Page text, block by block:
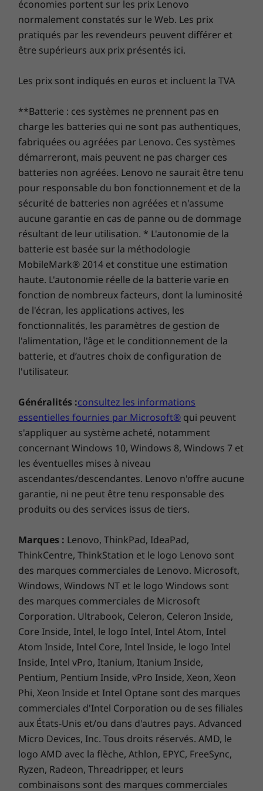
conserver son aspect d’origine et ses
imperfections naturelles afin de rendre chaque
ordinateur portable unique. Prenez plaisir à
prendre des notes ou à faire des croquis grâce
rangement intégré, doté d’une pointe en
papier. Et pour améliorer encore davantage
l’aspect et les fonctions du modèle cuir, un
repose-poignets intégralement en verre doté
du tout nouveau pavé tactile Glass Sense
apporte une expérience résolument nouvelle
avec 50 % de surface active en plus et un
retour haptique.
Des fonctionnalités pensées au mieux de
vos intérêts
Le Yoga 9i (14") regorge de fonctionnalités qui
impressionnantes. Profitez d’une connectivité
haut débit avec les connecteurs USB
Thunderbolt™ 4 qui assurent des transferts de
données rapides comme l’éclair avec les
périphériques les plus récents. Le WiFi 6 vous
permet de naviguer sur le Web à toute vitesse,
même si votre réseau domestique est
surchargé d’appareils. Vous bénéficierez
confidentialité pour webcam, qui oppose une
barrière physique aux pirates, ainsi que d’un
stylet avec emplacement de rangement qui se
recharge sur son port. De plus, vous disposez
d’un lecteur d’empreintes digitales qui relance
votre appareil en quelques secondes.
De bons moments en perspective
Le Yoga 9i (14") est la réponse unique pour
tous vos divertissements et activités créatives.
Étendez la garantie de votre ordinateur
portable
Chez Lenovo, chaque ordinateur portable bénéficie
d’une garantie d’un an sur la batterie, quelle que soit
vraiment la donne : sur certains PC, nous offrons
trois ans d’autonomie de batterie en achetant cette
mise à niveau avec votre appareil ou pendant la
période de garantie initiale d’un an (si votre batterie
est en bon état). Mieux encore, vous bénéficiez d’une
couverture pour un remplacement de la batterie en
cas de problème. Améliorez votre expérience avec la
possibilité de passer au service sur site, On-site
Service. Chez Lenovo, l’excellence constitue l’alliance
des performances et de la protection des portables !
économies portent sur les prix Lenovo
normalement constatés sur le Web. Les prix
pratiqués par les revendeurs peuvent différer et
être supérieurs aux prix présentés ici.
Les prix sont indiqués en euros et incluent la TVA
**Batterie : ces systèmes ne prennent pas en
charge les batteries qui ne sont pas authentiques,
fabriquées ou agréées par Lenovo. Ces systèmes
démarreront, mais peuvent ne pas charger ces
batteries non agréées. Lenovo ne saurait être tenu
pour responsable du bon fonctionnement et de la
sécurité de batteries non agréées et n'assume
aucune garantie en cas de panne ou de dommage
résultant de leur utilisation. * L'autonomie de la
batterie est basée sur la méthodologie
MobileMark® 2014 et constitue une estimation
haute. L'autonomie réelle de la batterie varie en
fonction de nombreux facteurs, dont la luminosité
de l'écran, les applications actives, les
fonctionnalités, les paramètres de gestion de
l'alimentation, l'âge et le conditionnement de la
batterie, et d’autres choix de configuration de
l'utilisateur.
Généralités :consultez les informations
essentielles fournies par Microsoft® qui peuvent
s'appliquer au système acheté, notamment
concernant Windows 10, Windows 8, Windows 7 et
les éventuelles mises à niveau
ascendantes/descendantes. Lenovo n'offre aucune
garantie, ni ne peut être tenu responsable des
produits ou des services issus de tiers.
Marques : Lenovo, ThinkPad, IdeaPad,
ThinkCentre, ThinkStation et le logo Lenovo sont
des marques commerciales de Lenovo. Microsoft,
Windows, Windows NT et le logo Windows sont
des marques commerciales de Microsoft
Corporation. Ultrabook, Celeron, Celeron Inside,
Core Inside, Intel, le logo Intel, Intel Atom, Intel
Atom Inside, Intel Core, Intel Inside, le logo Intel
Inside, Intel vPro, Itanium, Itanium Inside,
Pentium, Pentium Inside, vPro Inside, Xeon, Xeon
Phi, Xeon Inside et Intel Optane sont des marques
commerciales d'Intel Corporation ou de ses filiales
aux États-Unis et/ou dans d'autres pays. Advanced
Micro Devices, Inc. Tous droits réservés. AMD, le
logo AMD avec la flèche, Athlon, EPYC, FreeSync,
Ryzen, Radeon, Threadripper, et leurs
combinaisons sont des marques commerciales